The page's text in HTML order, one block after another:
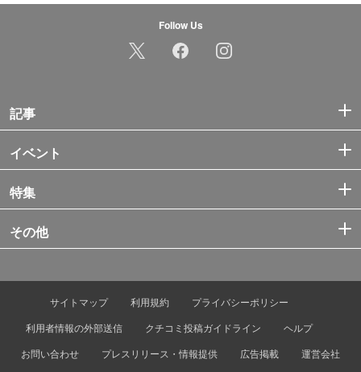
Follow Us
記事
イベント
特集
その他
サイトマップ 利用規約
プライバシーポリシー
利用者情報の外部送信
クチコミ投稿ガイドライン
ヘルプ
お問い合わせ
プレスリリース・情報提供 広告掲載 運営会社